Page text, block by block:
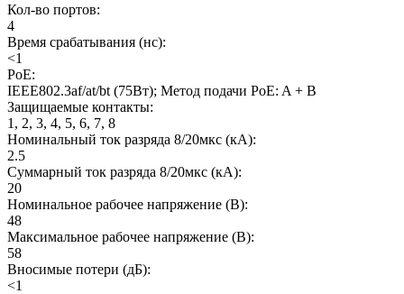
Кол-во портов:
4
Время срабатывания (нс):
<1
PoE:
IEEE802.3af/at/bt (75Вт); Метод подачи PoE: A + B
Защищаемые контакты:
1, 2, 3, 4, 5, 6, 7, 8
Номинальный ток разряда 8/20мкс (кА):
2.5
Суммарный ток разряда 8/20мкс (кА):
20
Номинальное рабочее напряжение (В):
48
Максимальное рабочее напряжение (В):
58
Вносимые потери (дБ):
<1